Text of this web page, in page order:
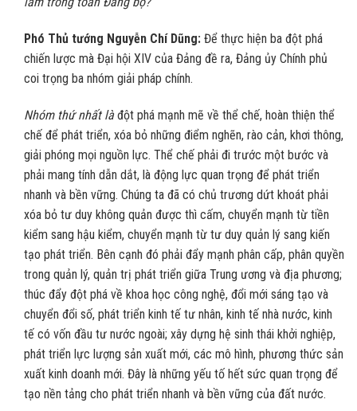
Phó Thủ tướng Nguyễn Chí Dũng: Để thực hiện ba đột phá
chiến lược mà Đại hội XIV của Đảng đề ra, Đảng ủy Chính phủ
coi trọng ba nhóm giải pháp chính.
Nhóm thứ nhất làđột phá mạnh mẽ về thể chế, hoàn thiện thể
chế để phát triển, xóa bỏ những điểm nghẽn, rào cản, khơi thông,
giải phóng mọi nguồn lực. Thể chế phải đi trước một bước và
phải mang tính dẫn dắt, là động lực quan trọng để phát triển
nhanh và bền vững. Chúng ta đã có chủ trương dứt khoát phải
xóa bỏ tư duy không quản được thì cấm, chuyển mạnh từ tiền
kiểm sang hậu kiểm, chuyển mạnh từ tư duy quản lý sang kiến
tạo phát triển. Bên cạnh đó phải đẩy mạnh phân cấp, phân quyền
trong quản lý, quản trị phát triển giữa Trung ương và địa phương;
thúc đẩy đột phá về khoa học công nghệ, đổi mới sáng tạo và
chuyển đổi số, phát triển kinh tế tư nhân, kinh tế nhà nước, kinh
tế có vốn đầu tư nước ngoài; xây dựng hệ sinh thái khởi nghiệp,
phát triển lực lượng sản xuất mới, các mô hình, phương thức sản
xuất kinh doanh mới. Đây là những yếu tố hết sức quan trọng để
tạo nền tảng cho phát triển nhanh và bền vững của đất nước.